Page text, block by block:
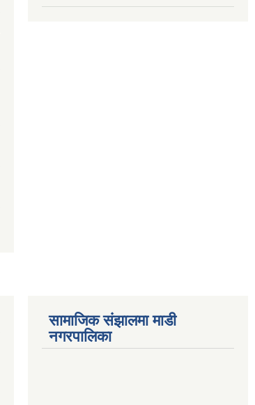
सामाजिक संझालमा माडी
नगरपालिका